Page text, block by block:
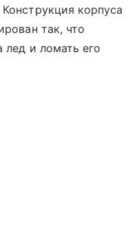
корпуса
так, что
лед и ломать его